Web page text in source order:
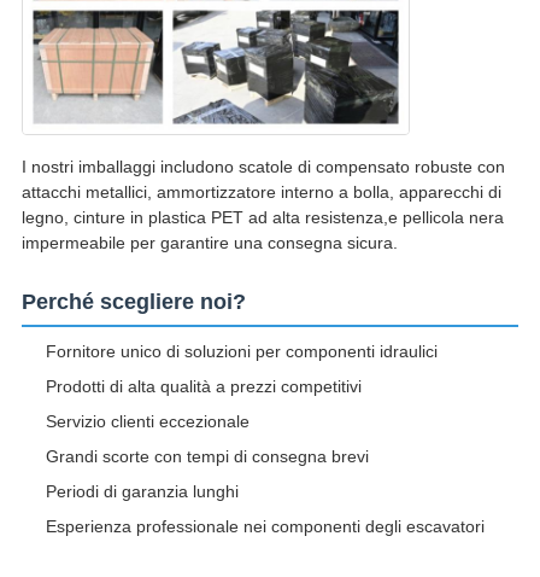
I nostri imballaggi includono scatole di compensato robuste con
attacchi metallici, ammortizzatore interno a bolla, apparecchi di
legno, cinture in plastica PET ad alta resistenza,e pellicola nera
impermeabile per garantire una consegna sicura.
Perché scegliere noi?
Fornitore unico di soluzioni per componenti idraulici
Prodotti di alta qualità a prezzi competitivi
Servizio clienti eccezionale
Grandi scorte con tempi di consegna brevi
Periodi di garanzia lunghi
Esperienza professionale nei componenti degli escavatori